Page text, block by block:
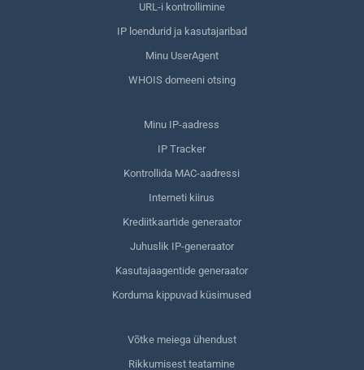
URL-i kontrollimine
IP loendurid ja kasutajaribad
Minu UserAgent
WHOIS domeeni otsing
Minu IP-aadress
IP Tracker
Kontrollida MAC-aadressi
Interneti kiirus
Krediitkaartide generaator
Juhuslik IP-generaator
Kasutajaagentide generaator
Korduma kippuvad küsimused
Võtke meiega ühendust
Rikkumisest teatamine